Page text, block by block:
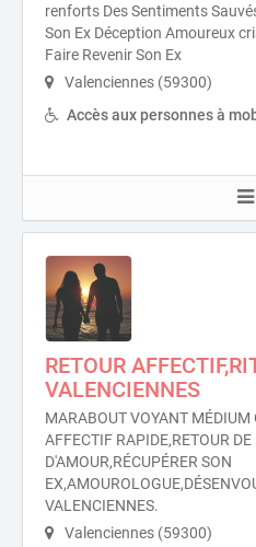
renforts Des Sentiments
Son Ex Déception Amoureux
Faire Revenir Son Ex
Valenciennes (59300)
Accès aux personnes à
RETOUR
VALENCIENNES
MARABOUT VOYANT MÉDIUM
AFFECTIF RAPIDE,RETOUR
D'AMOUR,RÉCUPÉRER SON
VALENCIENNES.
Valenciennes (59300)